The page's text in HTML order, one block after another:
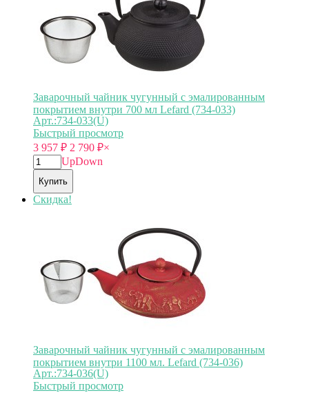
Заварочный чайник чугунный с эмалированным
покрытием внутри 700 мл Lefard (734-033)
Арт.:734-033(U)
Быстрый просмотр
3 957 ₽ 2 790 ₽×
UpDown
Купить
Скидка!
Заварочный чайник чугунный с эмалированным
покрытием внутри 1100 мл. Lefard (734-036)
Арт.:734-036(U)
Быстрый просмотр